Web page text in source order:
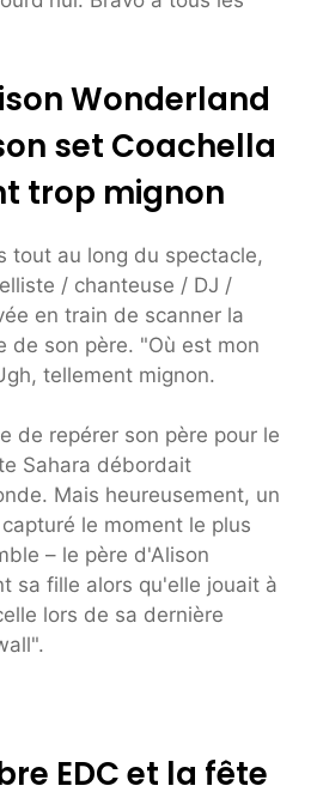
Wonderland
set Coachella
trop mignon
tout au long du spectacle,
/ chanteuse / DJ /
en train de scanner la
de son père. "Où est mon
tellement mignon.
de repérer son père pour le
Sahara débordait
Mais heureusement, un
le moment le plus
– le père d'Alison
sa fille alors qu'elle jouait à
lors de sa dernière
EDC et la fête